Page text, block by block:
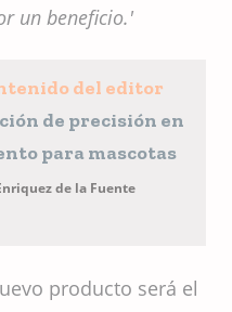
un beneficio.'
del editor
de precisión en
para mascotas
de la Fuente
producto será el